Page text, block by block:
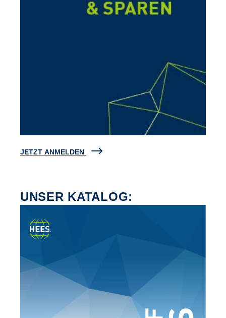
JETZT ANMELDEN
UNSER KATALOG: